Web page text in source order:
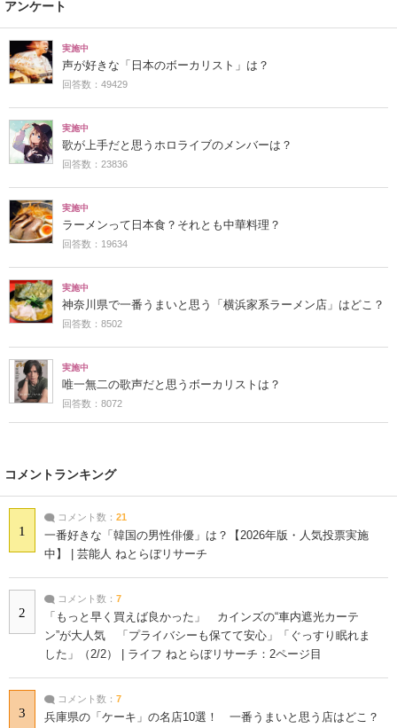
アンケート
実施中
声が好きな「日本のボーカリスト」は？
回答数：49429
実施中
歌が上手だと思うホロライブのメンバーは？
回答数：23836
実施中
ラーメンって日本食？それとも中華料理？
回答数：19634
実施中
神奈川県で一番うまいと思う「横浜家系ラーメン店」はどこ？
回答数：8502
実施中
唯一無二の歌声だと思うボーカリストは？
回答数：8072
コメントランキング
1
コメント数： 21
一番好きな「韓国の男性俳優」は？【2026年版・人気投票実施
中】 | 芸能人 ねとらぼリサーチ
2
コメント数： 7
「もっと早く買えば良かった」 カインズの“車内遮光カーテ
ン”が大人気 「プライバシーも保てて安心」「ぐっすり眠れま
した」（2/2） | ライフ ねとらぼリサーチ：2ページ目
3
コメント数： 7
兵庫県の「ケーキ」の名店10選！ 一番うまいと思う店はどこ？